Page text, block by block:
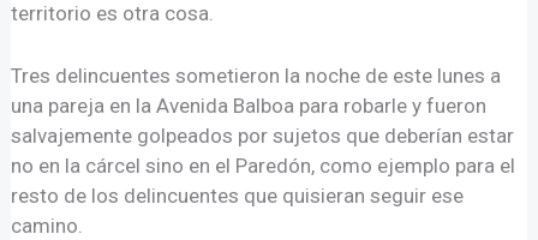
territorio es otra cosa.
Tres delincuentes sometieron la noche de este lunes a
una pareja en la Avenida Balboa para robarle y fueron
salvajemente golpeados por sujetos que deberían estar
no en la cárcel sino en el Paredón, como ejemplo para el
resto de los delincuentes que quisieran seguir ese
camino.